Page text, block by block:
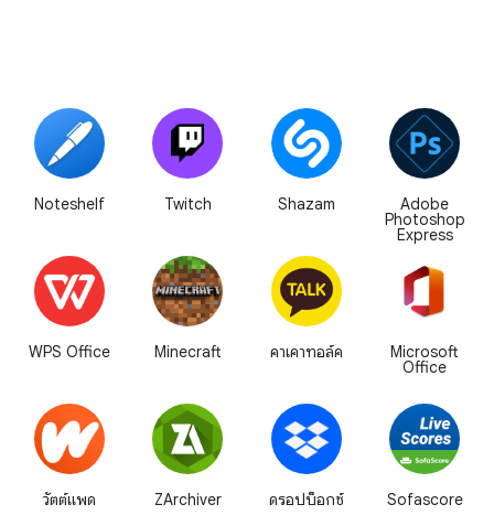
Noteshelf Twitch Shazam Adobe
Photoshop
Express
WPS Office Minecraft คาเคาทอล์ค Microsoft
Office
วัตต์แพด ZArchiver ดรอปบ็อกซ์ Sofascore